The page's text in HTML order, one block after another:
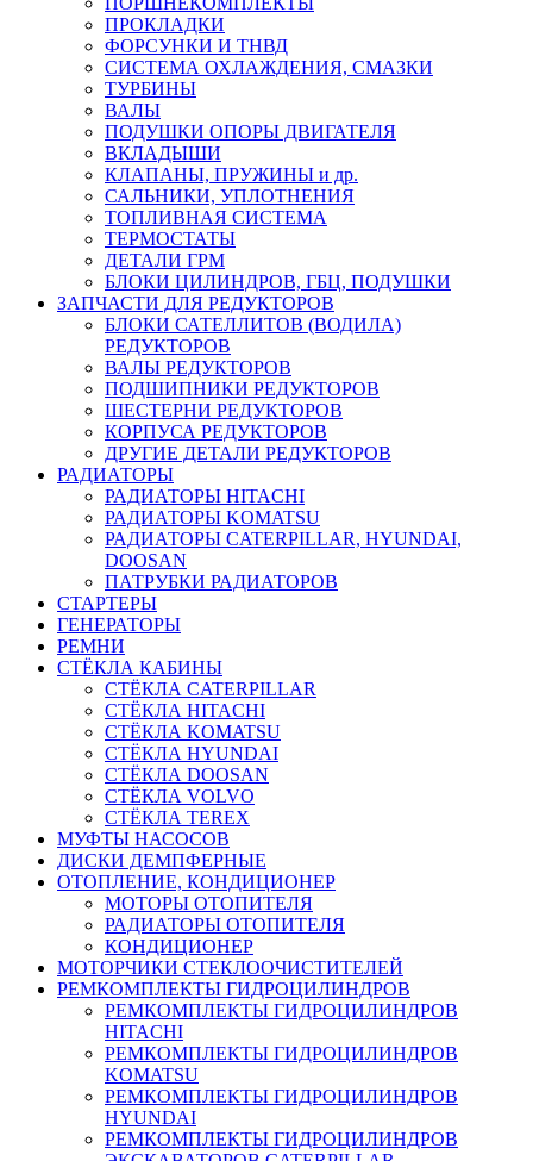
ПРОКЛАДКИ
ФОРСУНКИ И ТНВД
СИСТЕМА ОХЛАЖДЕНИЯ, СМАЗКИ
ТУРБИНЫ
ВАЛЫ
ПОДУШКИ ОПОРЫ ДВИГАТЕЛЯ
ВКЛАДЫШИ
КЛАПАНЫ, ПРУЖИНЫ и др.
САЛЬНИКИ, УПЛОТНЕНИЯ
ТОПЛИВНАЯ СИСТЕМА
ТЕРМОСТАТЫ
ДЕТАЛИ ГРМ
БЛОКИ ЦИЛИНДРОВ, ГБЦ, ПОДУШКИ
ЗАПЧАСТИ ДЛЯ РЕДУКТОРОВ
БЛОКИ САТЕЛЛИТОВ (ВОДИЛА)
РЕДУКТОРОВ
ВАЛЫ РЕДУКТОРОВ
ПОДШИПНИКИ РЕДУКТОРОВ
ШЕСТЕРНИ РЕДУКТОРОВ
КОРПУСА РЕДУКТОРОВ
ДРУГИЕ ДЕТАЛИ РЕДУКТОРОВ
РАДИАТОРЫ
РАДИАТОРЫ HITACHI
РАДИАТОРЫ KOMATSU
РАДИАТОРЫ CATERPILLAR, HYUNDAI,
DOOSAN
ПАТРУБКИ РАДИАТОРОВ
СТАРТЕРЫ
ГЕНЕРАТОРЫ
РЕМНИ
СТЁКЛА КАБИНЫ
СТЁКЛА CATERPILLAR
СТЁКЛА HITACHI
СТЁКЛА KOMATSU
СТЁКЛА HYUNDAI
СТЁКЛА DOOSAN
СТЁКЛА VOLVO
СТЁКЛА TEREX
МУФТЫ НАСОСОВ
ДИСКИ ДЕМПФЕРНЫЕ
ОТОПЛЕНИЕ, КОНДИЦИОНЕР
МОТОРЫ ОТОПИТЕЛЯ
РАДИАТОРЫ ОТОПИТЕЛЯ
КОНДИЦИОНЕР
МОТОРЧИКИ СТЕКЛООЧИСТИТЕЛЕЙ
РЕМКОМПЛЕКТЫ ГИДРОЦИЛИНДРОВ
РЕМКОМПЛЕКТЫ ГИДРОЦИЛИНДРОВ
HITACHI
РЕМКОМПЛЕКТЫ ГИДРОЦИЛИНДРОВ
KOMATSU
РЕМКОМПЛЕКТЫ ГИДРОЦИЛИНДРОВ
HYUNDAI
РЕМКОМПЛЕКТЫ ГИДРОЦИЛИНДРОВ